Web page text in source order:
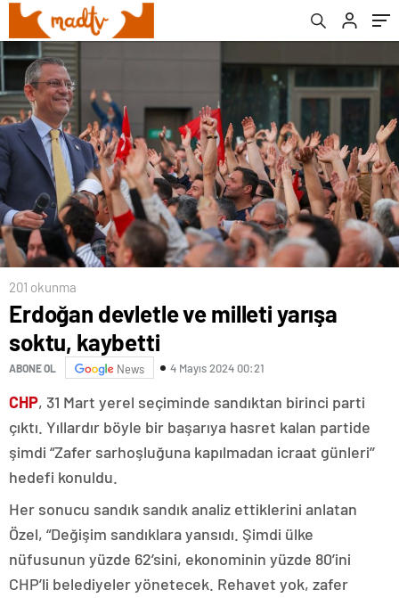
201 okunma
Erdoğan devletle ve milleti yarışa
soktu, kaybetti
ABONE OL News 4 Mayıs 2024 00:21
CHP, 31 Mart yerel seçiminde sandıktan birinci parti
çıktı. Yıllardır böyle bir başarıya hasret kalan partide
şimdi “Zafer sarhoşluğuna kapılmadan icraat günleri’’
hedefi konuldu.
Her sonucu sandık sandık analiz ettiklerini anlatan
Özel, “Değişim sandıklara yansıdı. Şimdi ülke
nüfusunun yüzde 62’sini, ekonominin yüzde 80’ini
CHP’li belediyeler yönetecek. Rehavet yok, zafer